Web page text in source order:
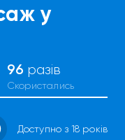
у
96 разів
Скористались
Доступно з 18 років